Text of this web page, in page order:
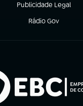
Publicidade Legal
(abre em nova aba)
Rádio Gov
(abre em nova aba)